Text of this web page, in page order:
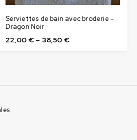
Serviettes de bain avec broderie -
Dragon Noir
22,00 €– 38,50 €